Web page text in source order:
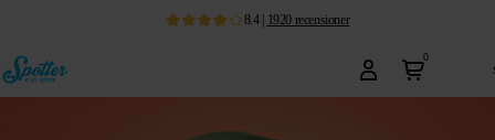
8.4| 1920 recensioner
0